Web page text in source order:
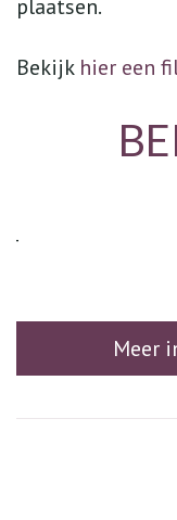
plaatsen.
Bekijk hier een
Meer